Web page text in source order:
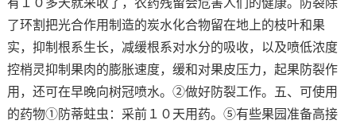
有１０多天就采收了，农药残留会危害人们的健康。防裂除
了环割把光合作用制造的炭水化合物留在地上的枝叶和果
实，抑制根系生长，减缓根系对水分的吸收，以及喷低浓度
控梢灵抑制果肉的膨胀速度，缓和对果皮压力，起果防裂作
用，还可在早晚向树冠喷水。②做好防裂工作。五、可使用
的药物①防蒂蛀虫：采前１０天用药。⑤有些果园准备高接